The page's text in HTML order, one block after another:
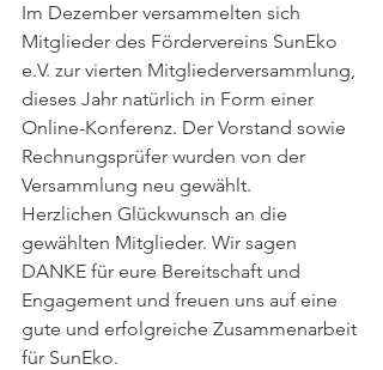
Im Dezember versammelten sich
Mitglieder des Fördervereins SunEko
e.V. zur vierten Mitgliederversammlung,
dieses Jahr natürlich in Form einer
Online-Konferenz. Der Vorstand sowie
Rechnungsprüfer wurden von der
Versammlung neu gewählt.
Herzlichen Glückwunsch an die
gewählten Mitglieder. Wir sagen
DANKE für eure Bereitschaft und
Engagement und freuen uns auf eine
gute und erfolgreiche Zusammenarbeit
für SunEko.